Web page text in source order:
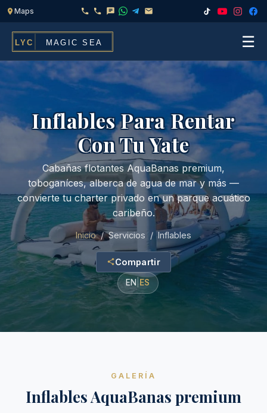
☰
Home
Services▾
Chef & Catering On Board
Water Toys, Jet Ski & Activities
Inflatables To Rent With Your Yacht
CHARTERS FOR
Families
Couples & Honeymoons
Bachelorette & Bachelor
Corporate & Incentive
Peak Season (Dec-Apr)
Locations
FAQ
Contact
Search
Book Now
Inflables Para Rentar
Con Tu Yate
Cabañas flotantes AquaBanas premium,
toboganíces, alberca de agua de mar y más —
convierte tu charter privado en un parque acuático
caribeño.
Inicio/ Servicios / Inflables
Compartir
EN ES
GALERÍA
Inflables AquaBanas premium